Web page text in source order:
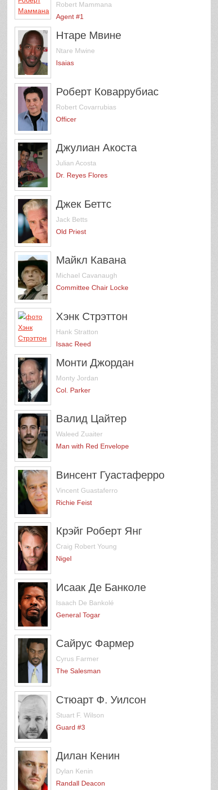
Robert Mammana
Agent #1
Нтаре Мвине
Ntare Mwine
Isaias
Роберт Коваррубиас
Robert Covarrubias
Officer
Джулиан Акоста
Julian Acosta
Dr. Reyes Flores
Джек Беттс
Jack Betts
Old Priest
Майкл Кавана
Michael Cavanaugh
Committee Chair Locke
Хэнк Стрэттон
Hank Stratton
Isaac Reed
Монти Джордан
Monty Jordan
Col. Parker
Валид Цайтер
Waleed Zuaiter
Man with Red Envelope
Винсент Гуастаферро
Vincent Guastaferro
Richie Feist
Крэйг Роберт Янг
Craig Robert Young
Nigel
Исаак Де Банколе
Isaach De Bankolé
General Togar
Сайрус Фармер
Cyrus Farmer
The Salesman
Стюарт Ф. Уилсон
Stuart F. Wilson
Guard #3
Дилан Кенин
Dylan Kenin
Randall Deacon